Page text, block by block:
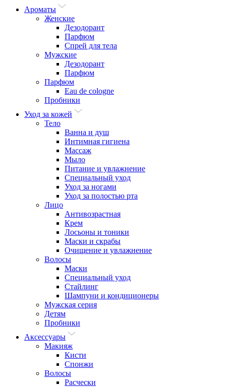
Ароматы
Женские
Дезодорант
Парфюм
Спрей для тела
Мужские
Дезодорант
Парфюм
Парфюм
Eau de cologne
Пробники
Уход за кожей
Тело
Ванна и душ
Интимная гигиена
Массаж
Мыло
Питание и увлажнение
Специальный уход
Уход за ногами
Уход за полостью рта
Лицо
Антивозрастная
Крем
Лосьоны и тоники
Маски и скрабы
Очищение и увлажнение
Волосы
Маски
Специальный уход
Стайлинг
Шампуни и кондиционеры
Мужская серия
Детям
Пробники
Аксессуары
Макияж
Кисти
Спонжи
Волосы
Расчески